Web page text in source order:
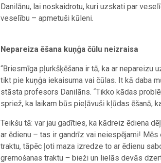
Danilānu, lai noskaidrotu, kuri uzskati par
veselību – apmetuši kūleni.
Nepareiza ēšana kuņģa čūlu neizraisa
“Briesmīga pļurkšķēšana ir tā, ka ar nepareizu
tikt pie kuņģa iekaisuma vai čūlas. It kā daba
stāsta profesors Danilāns. “Tikko kādas
spriež, ka laikam būs pieļāvuši kļūdas ēšanā,
Teikšu tā: var jau gadīties, ka kādreiz ēdiena
ar ēdienu – tas ir gandrīz vai neiespējami!
traktu, tāpēc ļoti maza izredze to ar ēdienu
gremošanas traktu – bieži un lielās devās